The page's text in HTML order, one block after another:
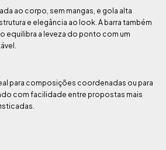
ao corpo, sem mangas, e gola alta
e elegância ao look. A barra também
equilibra a leveza do ponto com um
para composições coordenadas ou para
com facilidade entre propostas mais